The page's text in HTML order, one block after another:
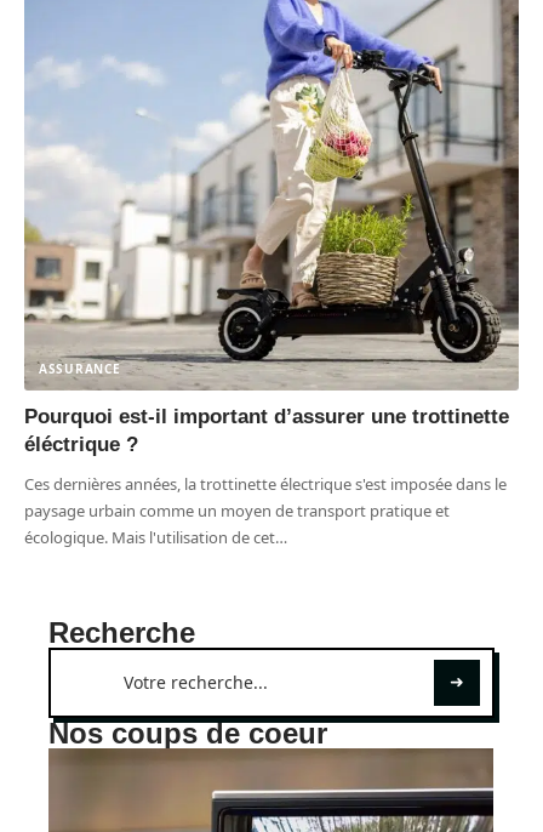
ASSURANCE
Pourquoi est-il important d’assurer une trottinette
éléctrique ?
Ces dernières années, la trottinette électrique s'est imposée dans le
paysage urbain comme un moyen de transport pratique et
écologique. Mais l'utilisation de cet…
Recherche
Nos coups de coeur